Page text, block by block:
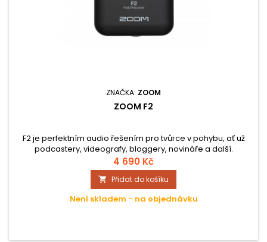
ZNAČKA: ZOOM
ZOOM F2
F2 je perfektním audio řešením pro tvůrce v pohybu, ať už
podcastery, videografy, bloggery, novináře a další.
4 690 Kč
 Přidat do košíku
Není skladem - na objednávku